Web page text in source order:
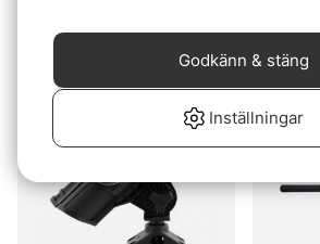
135 kr
35 kr
Inställningar
Godkänn & stäng